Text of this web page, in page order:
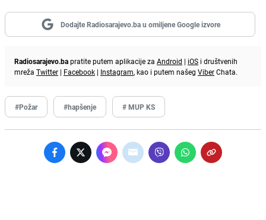
Dodajte Radiosarajevo.ba u omiljene Google izvore
Radiosarajevo.bapratite putem aplikacije za Android | iOS i društvenih
mreža Twitter | Facebook | Instagram, kao i putem našeg ViberChata.
#Požar #hapšenje # MUP KS